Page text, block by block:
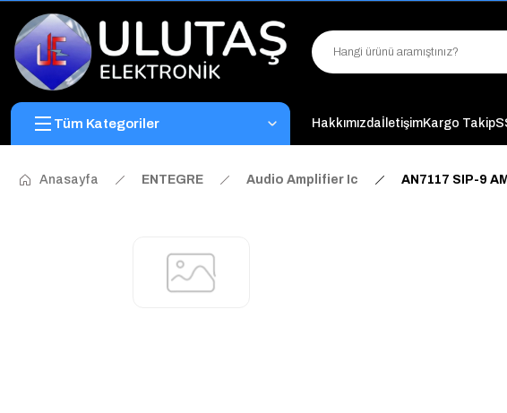
"Toptan
Tüm Kategoriler HakkımızdaİletişimKargo Takip
Anasayfa ENTEGRE Audio Amplifier Ic AN7117 SIP-9